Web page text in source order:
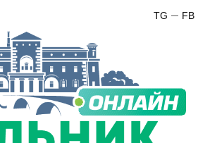
FB
TG